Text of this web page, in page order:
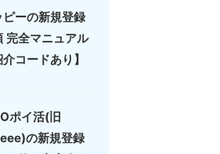
ピーの新規登録
完全マニュアル
介コードあり】
ポイ活(旧
の新規登録